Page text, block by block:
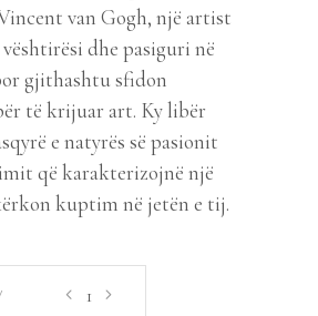
van Gogh, një artist
dhe pasiguri në
gjithashtu sfidon
të krijuar art. Ky libër
e natyrës së pasionit
që karakterizojnë një
kuptim në jetën e tij.